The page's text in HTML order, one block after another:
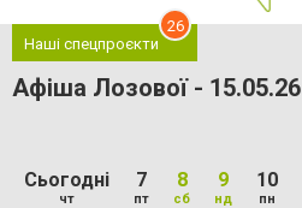
Наші спецпроєкти
26
Афіша Лозової - 15.05.26
Сьогодні
чт
7
пт
8
сб
9
нд
10
пн